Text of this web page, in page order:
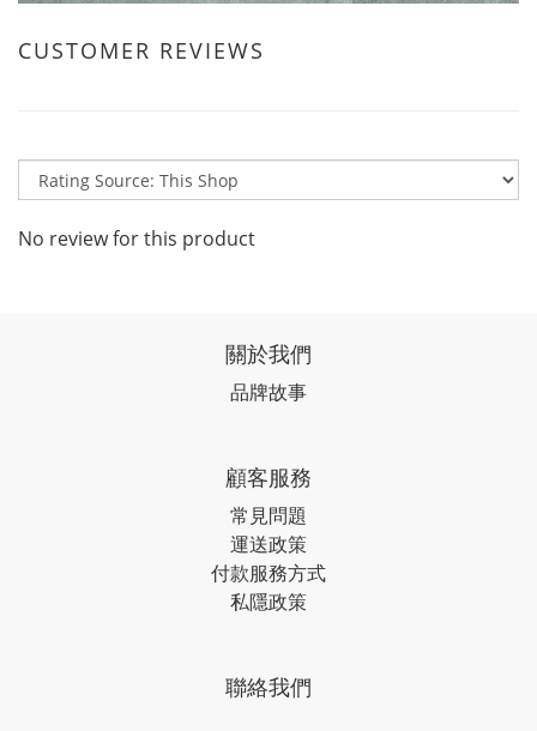
CUSTOMER REVIEWS
No review for this product
關於我們
品牌故事
顧客服務
常見問題
運送政策
付款服務方式
私隱政策
聯絡我們